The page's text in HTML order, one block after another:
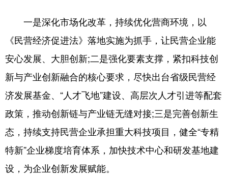
一是深化市场化改革，持续优化营商环境，以
《民营经济促进法》落地实施为抓手，让民营企业能
安心发展、大胆创新;二是强化要素支撑，紧扣科技创
新与产业创新融合的核心要求，尽快出台省级民营经
济发展基金、“人才飞地”建设、高层次人才引进等配套
政策，推动创新链与产业链无缝对接;三是完善创新生
态，持续支持民营企业承担重大科技项目，健全“专精
特新”企业梯度培育体系，加快技术中心和研发基地建
设，为企业创新发展赋能。